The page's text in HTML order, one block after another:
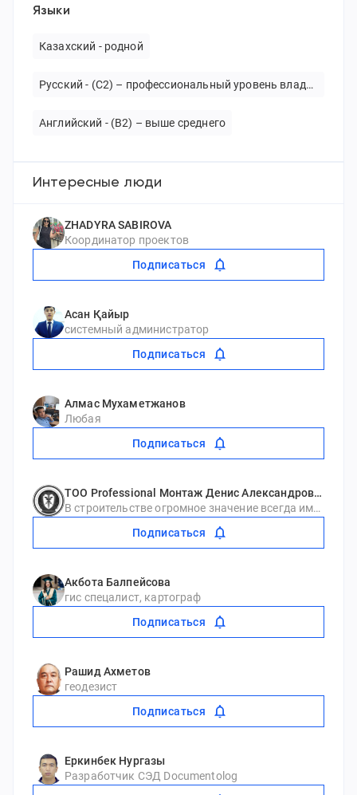
Языки
Казахский - родной
Русский - (C2) – профессиональный уровень владения
Английский - (В2) – выше среднего
Интересные люди
ZHADYRA SABIROVA
Координатор проектов
Подписаться
Асан Қайыр
системный администратор
Подписаться
Алмас Мухаметжанов
Любая
Подписаться
ТОО Professional Монтаж Денис Александрович
В строительстве огромное значение всегда имеет выбор партнеров, подрядчиков и поставщиков. Для тех, кто ищет компанию, которая занимается работами по монтажу охранно-пожарных систем, систем видеонаблюдения, сетей связи, контроля доступа, пожаротушения, одним из вариантов может стать ТОО "Professional Монтаж". Опыт работы, профессиональный коллектив и демократичные цены позволяют компании действовать слаженно, эффективно и оперативно. ТОО "Professional Монтаж" также предлагает услуги по электромонтажным работам и Умному дому.
Подписаться
Акбота Балпейсова
гис спецалист, картограф
Подписаться
Рашид Ахметов
геодезист
Подписаться
Еркинбек Нургазы
Разработчик СЭД Documentolog